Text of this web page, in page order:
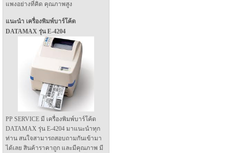
แพงอย่างที่คิด คุณภาพสูง
แนะนำ เครื่องพิมพ์บาร์โค้ด
DATAMAX รุ่น E-4204
PP SERVICE มี เครื่องพิมพ์บาร์โค้ด
DATAMAX รุ่น E-4204 มาแนะนำทุก
ท่าน สนใจสามารถสอบถามกันเข้ามา
ได้เลย สินค้าราคาถูก และมีคุณภาพ มี